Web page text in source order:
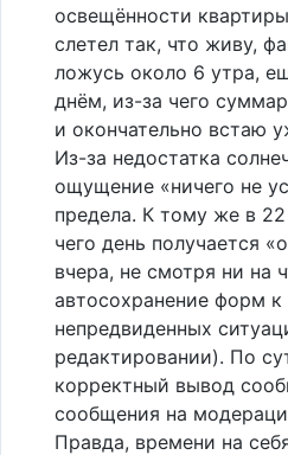
освещённости
слетел так, что живу,
ложусь около 6 утра,
днём, из-за чего
и окончательно встаю
Из-за недостатка
ощущение «ничего не
предела. К тому же в
чего день получается
вчера, не смотря ни на
автосохранение форм к
непредвиденных
редактировании). По
корректный вывод
сообщения на
Правда, времени на